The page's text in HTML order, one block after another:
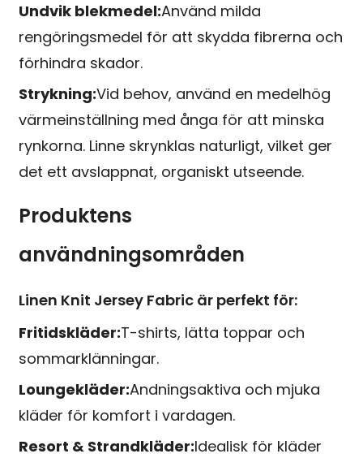
Undvik blekmedel:Använd milda
rengöringsmedel för att skydda fibrerna och
förhindra skador.
Strykning:Vid behov, använd en medelhög
värmeinställning med ånga för att minska
rynkorna. Linne skrynklas naturligt, vilket ger
det ett avslappnat, organiskt utseende.
Produktens
användningsområden
Linen Knit Jersey Fabric är perfekt för:
Fritidskläder:T-shirts, lätta toppar och
sommarklänningar.
Loungekläder:Andningsaktiva och mjuka
kläder för komfort i vardagen.
Resort & Strandkläder:Idealisk för kläder